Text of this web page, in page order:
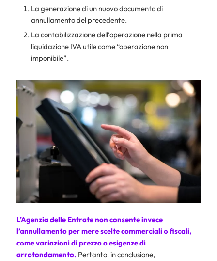
La generazione di un nuovo documento di
annullamento del precedente.
La contabilizzazione dell’operazione nella prima
liquidazione IVA utile come “operazione non
imponibile”.
L’Agenzia delle Entrate non consente invece
l’annullamento per mere scelte commerciali o fiscali,
come variazioni di prezzo o esigenze di
arrotondamento. Pertanto, in conclusione,